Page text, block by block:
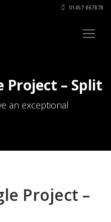
01457 867878
Project – Split
an exceptional
Project –